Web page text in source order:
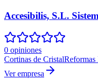
Accesibilis, S.L.
0 opiniones
Cortinas de CristalReformas
Ver empresa